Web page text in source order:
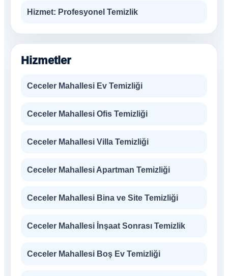
Hizmet: Profesyonel Temizlik
Hizmetler
Ceceler Mahallesi Ev Temizliği
Ceceler Mahallesi Ofis Temizliği
Ceceler Mahallesi Villa Temizliği
Ceceler Mahallesi Apartman Temizliği
Ceceler Mahallesi Bina ve Site Temizliği
Ceceler Mahallesi İnşaat Sonrası Temizlik
Ceceler Mahallesi Boş Ev Temizliği